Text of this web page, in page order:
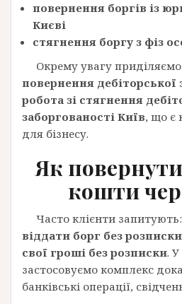
повернення боргів із
Києві
стягнення боргу з фіз
Окрему увагу
повернення дебіторської
робота зі стягнення
заборгованості Київ, що є
для бізнесу.
Як
кошти
Часто клієнти запитують:
віддати борг без розписки
свої гроші без розписки.
застосовуємо комплекс
банківські операції,